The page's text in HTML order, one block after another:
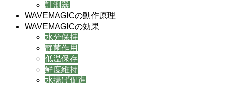
計測器
WAVEMAGICの動作原理
WAVEMAGICの効果
水分保持
静菌作用
低温保存
鮮度維持
水揚げ促進